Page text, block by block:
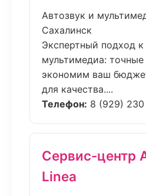
Автозвук и
Сахалинск
Экспертный подход к
мультимедиа:
экономим ваш
для качества....
Телефон: 8 (929)
Сервис-центр
Linea